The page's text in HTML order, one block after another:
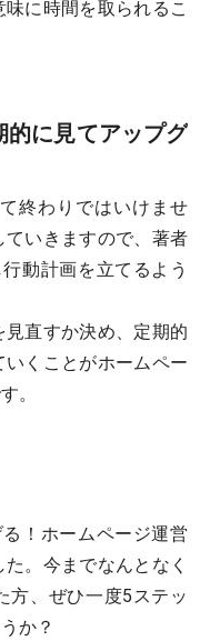
に時間を取られるこ
に見てアップグ
終わりではいけませ
いきますので、著者
動計画を立てるよう
直すか決め、定期的
くことがホームペー
。
！ホームページ運営
。今までなんとなく
方、ぜひ一度5ステッ
か？